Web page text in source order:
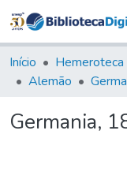
Início Hemeroteca
Alemão
Germania,